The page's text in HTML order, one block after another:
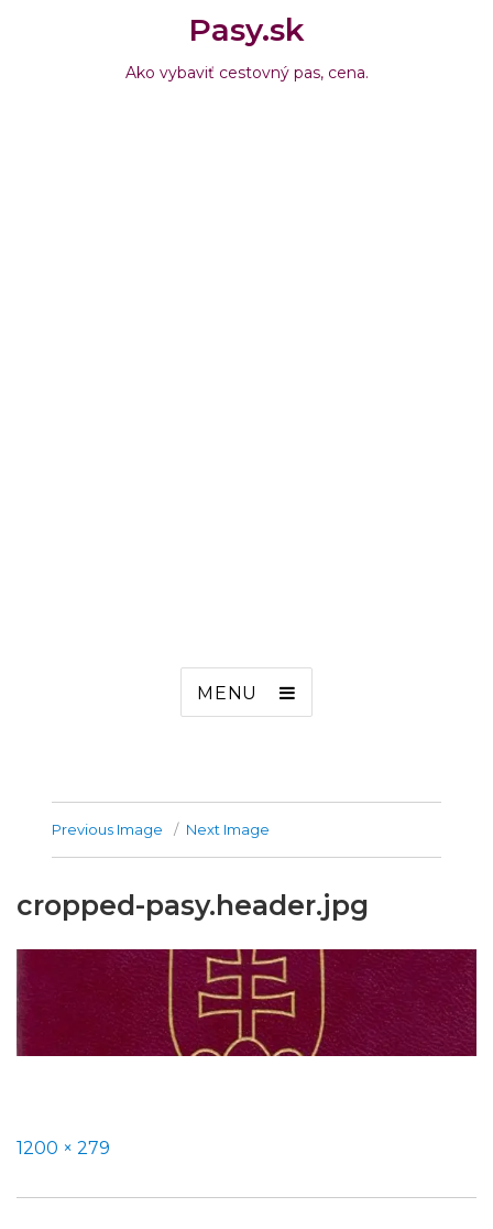
Pasy.sk
Ako vybaviť cestovný pas, cena.
MENU
Previous Image Next Image
cropped-pasy.header.jpg
Full
1200 × 279